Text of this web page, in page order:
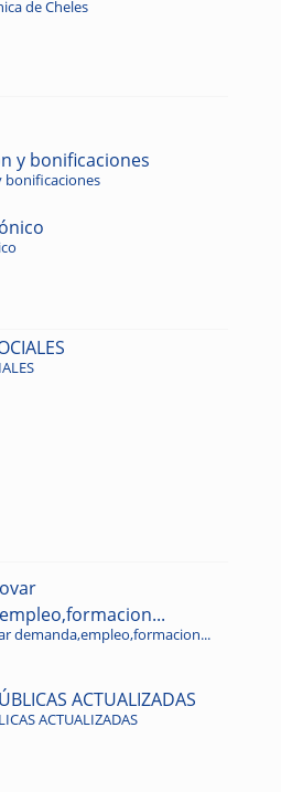
de Cheles
y bonificaciones
bonificaciones
demanda,empleo,formacion...
ACTUALIZADAS
ACTUALIZADAS